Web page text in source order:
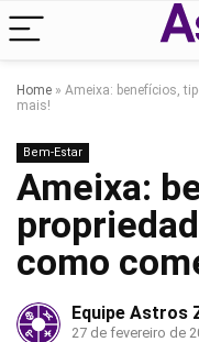
Home » Ameixa: benefícios,
mais!
Bem-Estar
Ameixa:
como
Equipe Astros
27 de fevereiro de